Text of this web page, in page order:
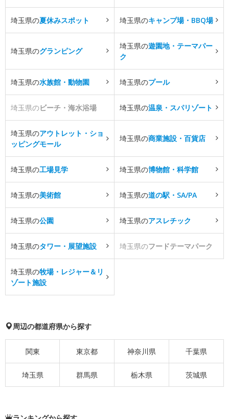
埼玉県の夏休みスポット 埼玉県のキャンプ場・BBQ場
埼玉県のグランピング
埼玉県の遊園地・テーマパー
ク
埼玉県の水族館・動物園 埼玉県のプール
埼玉県のビーチ・海水浴場 埼玉県の温泉・スパリゾート
埼玉県のアウトレット・ショ
ッピングモール
埼玉県の商業施設・百貨店
埼玉県の工場見学 埼玉県の博物館・科学館
埼玉県の美術館 埼玉県の道の駅・SA/PA
埼玉県の公園 埼玉県のアスレチック
埼玉県のタワー・展望施設 埼玉県のフードテーマパーク
埼玉県の牧場・レジャー＆リ
ゾート施設
周辺の都道府県から探す
関東 東京都 神奈川県 千葉県
埼玉県 群馬県 栃木県 茨城県